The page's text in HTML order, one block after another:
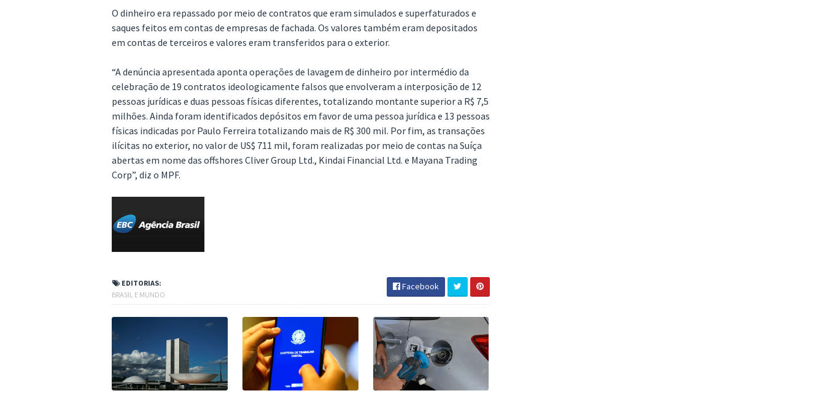
O dinheiro era repassado por meio de contratos que eram simulados e superfaturados e
saques feitos em contas de empresas de fachada. Os valores também eram depositados
em contas de terceiros e valores eram transferidos para o exterior.
“A denúncia apresentada aponta operações de lavagem de dinheiro por intermédio da
celebração de 19 contratos ideologicamente falsos que envolveram a interposição de 12
pessoas jurídicas e duas pessoas físicas diferentes, totalizando montante superior a R$ 7,5
milhões. Ainda foram identificados depósitos em favor de uma pessoa jurídica e 13 pessoas
físicas indicadas por Paulo Ferreira totalizando mais de R$ 300 mil. Por fim, as transações
ilícitas no exterior, no valor de US$ 711 mil, foram realizadas por meio de contas na Suíça
abertas em nome das offshores Cliver Group Ltd., Kindai Financial Ltd. e Mayana Trading
Corp”, diz o MPF.
EDITORIAS:
BRASIL E MUNDO
Facebook